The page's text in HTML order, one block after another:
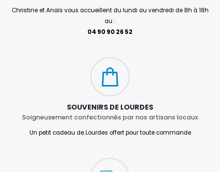
Christine et Anaïs vous accueillent du lundi au vendredi de 8h à 18h
au :
04 90 90 26 52
SOUVENIRS DE LOURDES
Soigneusement confectionnés par nos artisans locaux
Un petit cadeau de Lourdes offert pour toute commande